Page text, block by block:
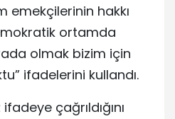
emekçilerinin hakkı
ortamda
olmak bizim için
ifadelerini kullandı.
çağrıldığını